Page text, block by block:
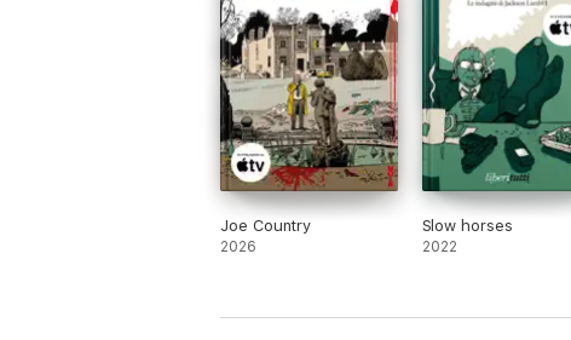
Joe Country
2026
Slow horses
2022